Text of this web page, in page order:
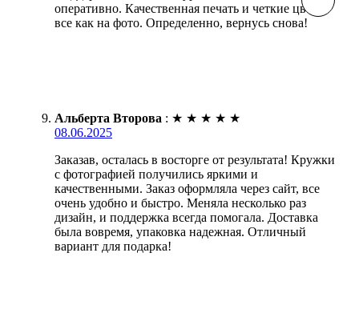
оперативно. Качественная печать и четкие цвета,
все как на фото. Определенно, вернусь снова!
Альберта Второва : ★ ★ ★ ★ ★
08.06.2025
Заказав, осталась в восторге от результата! Кружки
с фотографией получились яркими и
качественными. Заказ оформляла через сайт, все
очень удобно и быстро. Меняла несколько раз
дизайн, и поддержка всегда помогала. Доставка
была вовремя, упаковка надежная. Отличный
вариант для подарка!